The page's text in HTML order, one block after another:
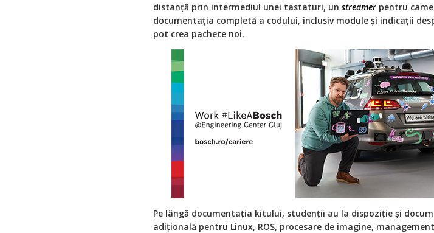
distanță prin intermediul unei tastaturi, un streamer pentru
documentația completă a codului, inclusiv module și indicații
pot crea pachete noi.
Pe lângă documentația kitului, studenții au la dispoziție și
adițională pentru Linux, ROS, procesare de imagine,